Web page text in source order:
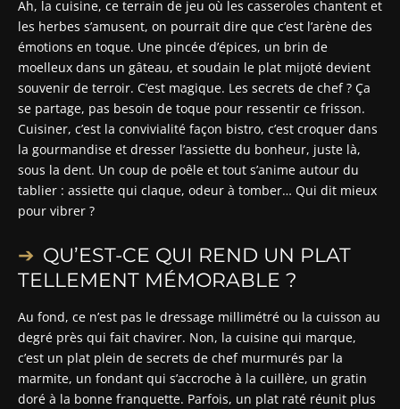
Ah, la cuisine, ce terrain de jeu où les casseroles chantent et
les herbes s’amusent, on pourrait dire que c’est l’arène des
émotions en toque. Une pincée d’épices, un brin de
moelleux dans un gâteau, et soudain le plat mijoté devient
souvenir de terroir. C’est magique. Les secrets de chef ? Ça
se partage, pas besoin de toque pour ressentir ce frisson.
Cuisiner, c’est la convivialité façon bistro, c’est croquer dans
la gourmandise et dresser l’assiette du bonheur, juste là,
sous la dent. Un coup de poêle et tout s’anime autour du
tablier : assiette qui claque, odeur à tomber… Qui dit mieux
pour vibrer ?
QU’EST-CE QUI REND UN PLAT
TELLEMENT MÉMORABLE ?
Au fond, ce n’est pas le dressage millimétré ou la cuisson au
degré près qui fait chavirer. Non, la cuisine qui marque,
c’est un plat plein de secrets de chef murmurés par la
marmite, un fondant qui s’accroche à la cuillère, un gratin
doré à la bonne franquette. Parfois, un plat raté réunit plus